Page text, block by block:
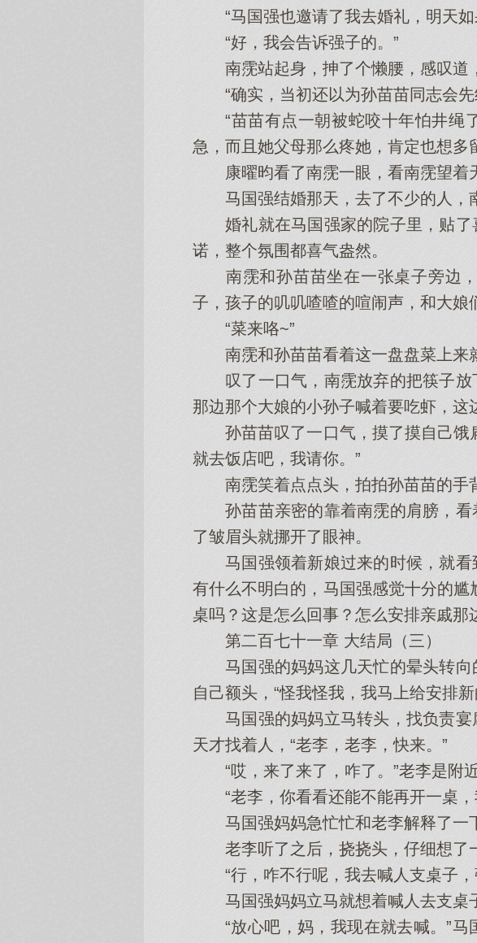
“马国强也邀请了我去婚礼，明天如
“好，我会告诉强子的。”
南霃站起身，抻了个懒腰，感叹道
“确实，当初还以为孙苗苗同志会先
“苗苗有点一朝被蛇咬十年怕井绳
急，而且她父母那么疼她，肯定也想多
康曜昀看了南霃一眼，看南霃望着
马国强结婚那天，去了不少的人，
婚礼就在马国强家的院子里，贴了
诺，整个氛围都喜气盎然。
南霃和孙苗苗坐在一张桌子旁边，
子，孩子的叽叽喳喳的喧闹声，和大娘
“菜来咯~”
南霃和孙苗苗看着这一盘盘菜上来就
叹了一口气，南霃放弃的把筷子放
那边那个大娘的小孙子喊着要吃虾，这
孙苗苗叹了一口气，摸了摸自己饿
就去饭店吧，我请你。”
南霃笑着点点头，拍拍孙苗苗的手
孙苗苗亲密的靠着南霃的肩膀，看
了皱眉头就挪开了眼神。
马国强领着新娘过来的时候，就看
有什么不明白的，马国强感觉十分的
桌吗？这是怎么回事？怎么安排亲戚那
第二百七十一章 大结局（三）
马国强的妈妈这几天忙的晕头转向
自己额头，“怪我怪我，我马上给安排
马国强的妈妈立马转头，找负责宴
天才找着人，“老李，老李，快来。”
“哎，来了来了，咋了。”老李是附近
“老李，你看看还能不能再开一桌，
马国强妈妈急忙忙和老李解释了一
老李听了之后，挠挠头，仔细想了
“行，咋不行呢，我去喊人支桌子，
马国强妈妈立马就想着喊人去支桌
“放心吧，妈，我现在就去喊。”马